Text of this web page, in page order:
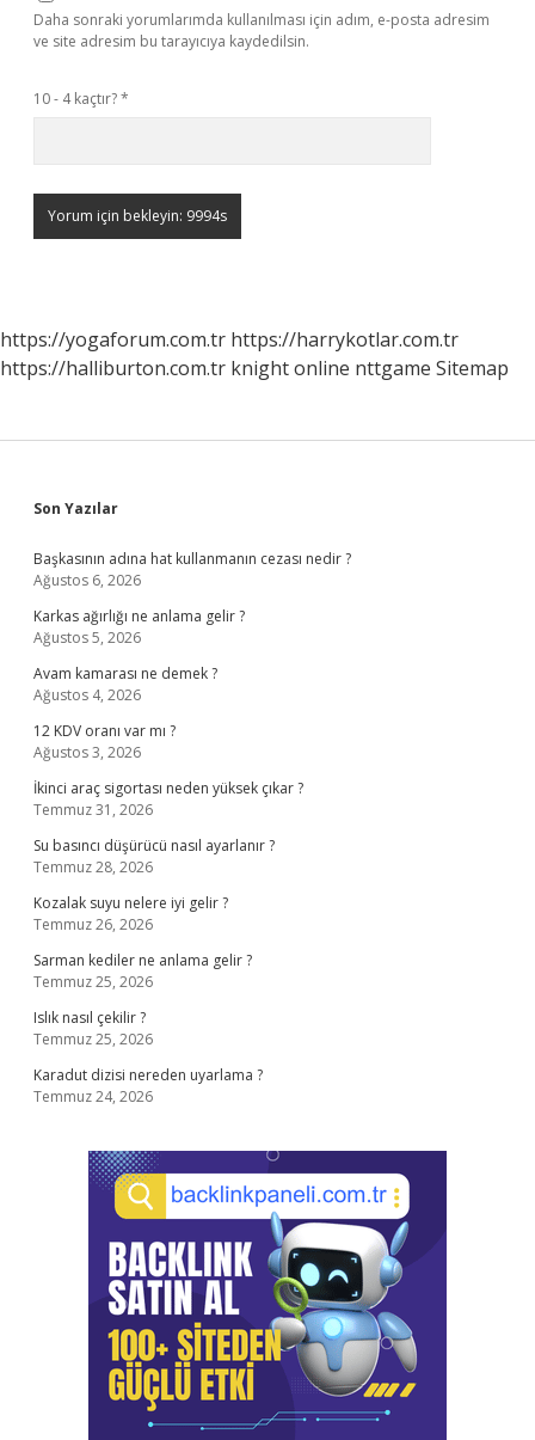
Daha sonraki yorumlarımda kullanılması için adım, e-posta adresim
ve site adresim bu tarayıcıya kaydedilsin.
10 - 4 kaçtır?*
https://yogaforum.com.tr https://harrykotlar.com.tr
https://halliburton.com.tr knight online nttgame Sitemap
Sidebar
Son Yazılar
Başkasının adına hat kullanmanın cezası nedir ?
Ağustos 6, 2026
Karkas ağırlığı ne anlama gelir ?
Ağustos 5, 2026
Avam kamarası ne demek ?
Ağustos 4, 2026
12 KDV oranı var mı ?
Ağustos 3, 2026
İkinci araç sigortası neden yüksek çıkar ?
Temmuz 31, 2026
Su basıncı düşürücü nasıl ayarlanır ?
Temmuz 28, 2026
Kozalak suyu nelere iyi gelir ?
Temmuz 26, 2026
Sarman kediler ne anlama gelir ?
Temmuz 25, 2026
Islık nasıl çekilir ?
Temmuz 25, 2026
Karadut dizisi nereden uyarlama ?
Temmuz 24, 2026